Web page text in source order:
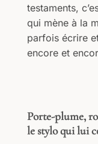
testaments,
qui mène à la
parfois écrire
encore et
Porte-plume,
le stylo qui lui